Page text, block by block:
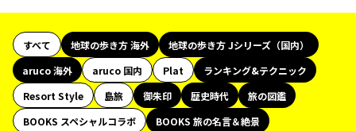
すべて 地球の歩き方 海外
地球の歩き方 Jシリーズ（国内）
aruco 海外
aruco 国内 Plat
ランキング&テクニック
Resort Style
島旅 御朱印 歴史時代
旅の図鑑
BOOKS スペシャルコラボ
BOOKS 旅の名言＆絶景